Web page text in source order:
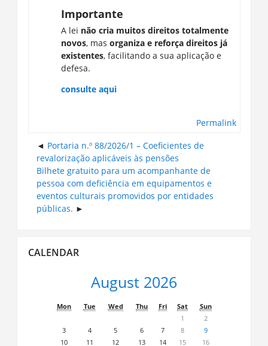
Importante
A lei não cria muitos direitos totalmente
novos, mas organiza e reforça direitos já
existentes, facilitando a sua aplicação e
defesa.
consulte aqui
Permalink
Portaria n.º 88/2026/1 – Coeficientes de
revalorização aplicáveis às pensões
Bilhete gratuito para um acompanhante de
pessoa com deficiência em equipamentos e
eventos culturais promovidos por entidades
públicas.
Calendar
CALENDAR
August 2026
Mon Tue Wed Thu Fri Sat
Sun
1
2
3
4 5 6 7 8
9
10
11 12 13 14 15 16